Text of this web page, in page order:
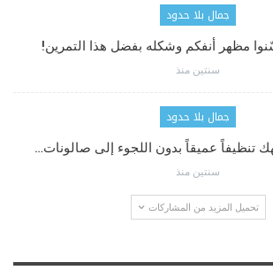
جمال بلا حدود
مظهر أنفكم وشكله بفضل هذا التمرين!
سنتين منذ
جمال بلا حدود
تنظيفاً عميقاً بدون اللجوء إلى صالونات…
سنتين منذ
تحميل المزيد من المشاركات